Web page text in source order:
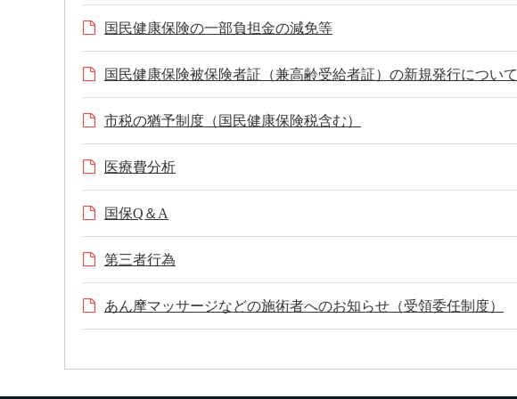
国民健康保険の一部負担金の減免等
国民健康保険被保険者証（兼高齢受給者証）の新規発行について
市税の猶予制度（国民健康保険税含む）
医療費分析
国保Q＆A
第三者行為
あん摩マッサージなどの施術者へのお知らせ（受領委任制度）